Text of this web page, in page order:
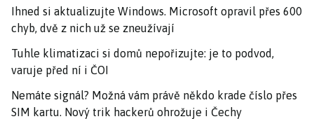
Ihned si aktualizujte Windows. Microsoft opravil přes 600
chyb, dvě z nich už se zneužívají
Tuhle klimatizaci si domů nepořizujte: je to podvod,
varuje před ní i ČOI
Nemáte signál? Možná vám právě někdo krade číslo přes
SIM kartu. Nový trik hackerů ohrožuje i Čechy